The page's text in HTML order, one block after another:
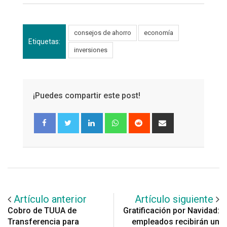
Etiquetas:
consejos de ahorro economía
inversiones
¡Puedes compartir este post!
LinkedInWhatsapp
Reddit
via
Artículo anterior
Cobro de TUUA de
Transferencia para
Artículo siguiente
Gratificación por Navidad:
empleados recibirán un